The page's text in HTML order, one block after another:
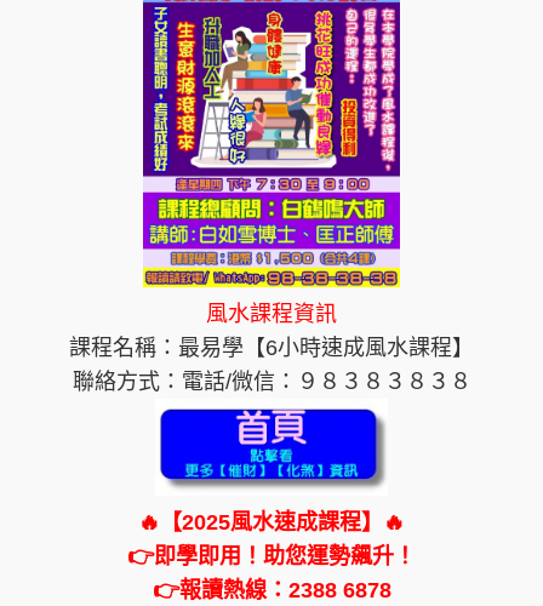
風水課程資訊
課程名稱：最易學【6小時速成風水課程】
聯絡方式：電話/微信：９８３８３８３８
🔥【2025風水速成課程】🔥
👉即學即用！助您運勢飆升！
👉報讀熱線：2388 6878